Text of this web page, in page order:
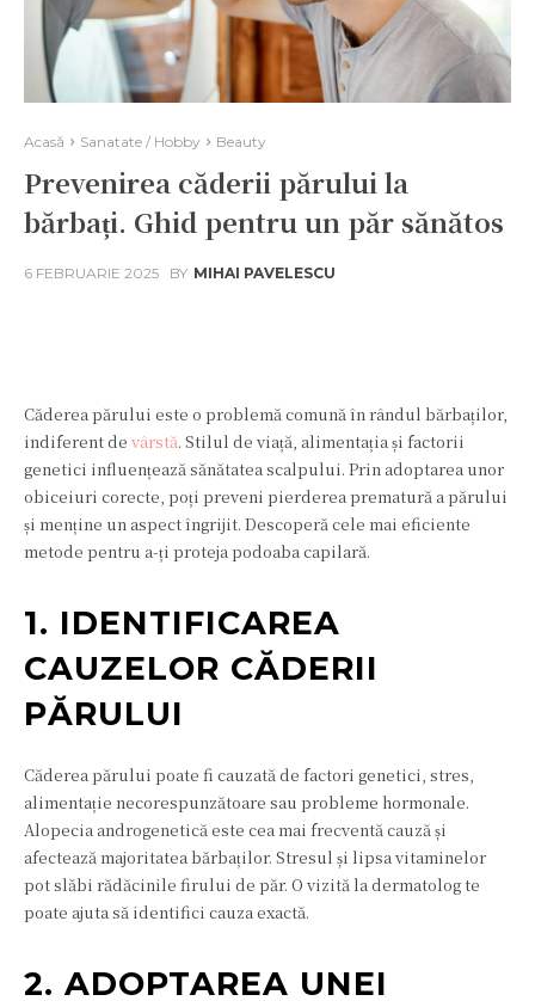
Acasă Sanatate / Hobby Beauty
Prevenirea căderii părului la
bărbați. Ghid pentru un păr sănătos
6 FEBRUARIE 2025 BY MIHAI PAVELESCU
Căderea părului este o problemă comună în rândul bărbaților,
indiferent de vârstă. Stilul de viață, alimentația și factorii
genetici influențează sănătatea scalpului. Prin adoptarea unor
obiceiuri corecte, poți preveni pierderea prematură a părului
și menține un aspect îngrijit. Descoperă cele mai eficiente
metode pentru a-ți proteja podoaba capilară.
1. IDENTIFICAREA
CAUZELOR CĂDERII
PĂRULUI
Căderea părului poate fi cauzată de factori genetici, stres,
alimentație necorespunzătoare sau probleme hormonale.
Alopecia androgenetică este cea mai frecventă cauză și
afectează majoritatea bărbaților. Stresul și lipsa vitaminelor
pot slăbi rădăcinile firului de păr. O vizită la dermatolog te
poate ajuta să identifici cauza exactă.
2. ADOPTAREA UNEI